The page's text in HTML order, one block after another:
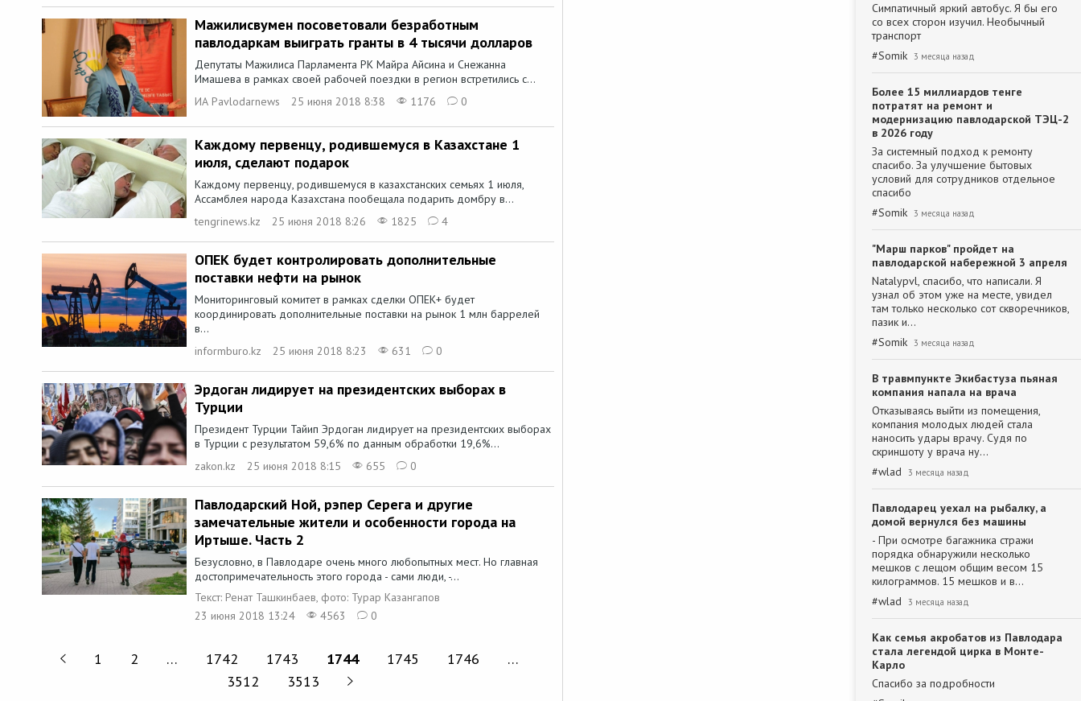
Мажилисвумен посоветовали безработным
павлодаркам выиграть гранты в 4 тысячи долларов
Депутаты Мажилиса Парламента РК Майра Айсина и Снежанна
Имашева в рамках своей рабочей поездки в регион встретились с...
ИА Pavlodarnews
25 июня 2018 8:38 1176 0
Каждому первенцу, родившемуся в Казахстане 1
июля, сделают подарок
Каждому первенцу, родившемуся в казахстанских семьях 1 июля,
Ассамблея народа Казахстана пообещала подарить домбру в...
tengrinews.kz
25 июня 2018 8:26 1825 4
ОПЕК будет контролировать дополнительные
поставки нефти на рынок
Мониторинговый комитет в рамках сделки ОПЕК+ будет
координировать дополнительные поставки на рынок 1 млн баррелей
в...
informburo.kz
25 июня 2018 8:23 631 0
Эрдоган лидирует на президентских выборах в
Турции
Президент Турции Тайип Эрдоган лидирует на президентских выборах
в Турции с результатом 59,6% по данным обработки 19,6%...
zakon.kz
25 июня 2018 8:15 655 0
Павлодарский Ной, рэпер Серега и другие
замечательные жители и особенности города на
Иртыше. Часть 2
Безусловно, в Павлодаре очень много любопытных мест. Но главная
достопримечательность этого города - сами люди, -...
Текст: Ренат Ташкинбаев, фото: Турар Казангапов
23 июня 2018 13:24
4563 0
1 2 … 1742 1743 1744 1745 1746
…
3512
3513
Симпатичный яркий автобус. Я бы его
со всех сторон изучил. Необычный
транспорт
#Somik 3 месяца назад
Более 15 миллиардов тенге
потратят на ремонт и
модернизацию павлодарской ТЭЦ-2
в 2026 году
За системный подход к ремонту
спасибо. За улучшение бытовых
условий для сотрудников отдельное
спасибо
#Somik 3 месяца назад
"Марш парков" пройдет на
павлодарской набережной 3 апреля
Natalypvl, спасибо, что написали. Я
узнал об этом уже на месте, увидел
там только несколько сот скворечников,
пазик и…
#Somik 3 месяца назад
В травмпункте Экибастуза пьяная
компания напала на врача
Отказываясь выйти из помещения,
компания молодых людей стала
наносить удары врачу. Судя по
скриншоту у врача ну…
#wlad 3 месяца назад
Павлодарец уехал на рыбалку, а
домой вернулся без машины
- При осмотре багажника стражи
порядка обнаружили несколько
мешков с лещом общим весом 15
килограммов. 15 мешков и в…
#wlad 3 месяца назад
Как семья акробатов из Павлодара
стала легендой цирка в Монте-
Карло
Спасибо за подробности